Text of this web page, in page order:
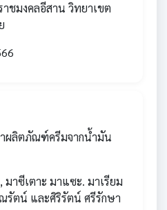
ชมงคลอีสาน วิทยาเขต
ผลิตภัณฑ์ครีมจากน้ำมัน
มาซีเตาะ มาแซะ. มาเรียม
รัตน์ และศิริรัตน์ ศรีรักษา